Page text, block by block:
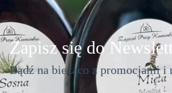
Zapisz się do
Bądź na bieżąco z promocjami i